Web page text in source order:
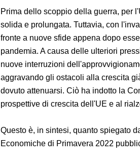
Prima dello scoppio della guerra, per
solida e prolungata. Tuttavia, con
fronte a nuove sfide appena dopo
pandemia. A causa delle ulteriori
nuove interruzioni
aggravando gli ostacoli alla crescita
dovuto attenuarsi. Ciò ha indotto la
prospettive di crescita dell'UE e al
Questo è, in sintesi, quanto spiegato
Economiche di Primavera 2022